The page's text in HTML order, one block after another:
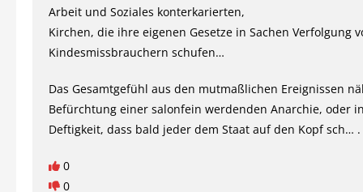
Arbeit und Soziales konterkarierten,
Kirchen, die ihre eigenen Gesetze in Sachen Verfolgung
Kindesmissbrauchern schufen…
Das Gesamtgefühl aus den mutmaßlichen Ereignissen
Befürchtung einer salonfein werdenden Anarchie, oder
Deftigkeit, dass bald jeder dem Staat auf den Kopf sch… .
0
0